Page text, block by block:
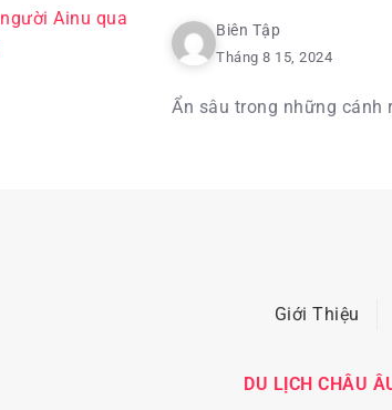
Biên Tập
Tháng 8 15, 2024
Ẩn sâu trong những cánh
Giới Thiệu
DU LỊCH CHÂU